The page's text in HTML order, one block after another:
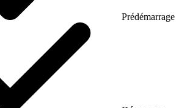
Prédémarrage